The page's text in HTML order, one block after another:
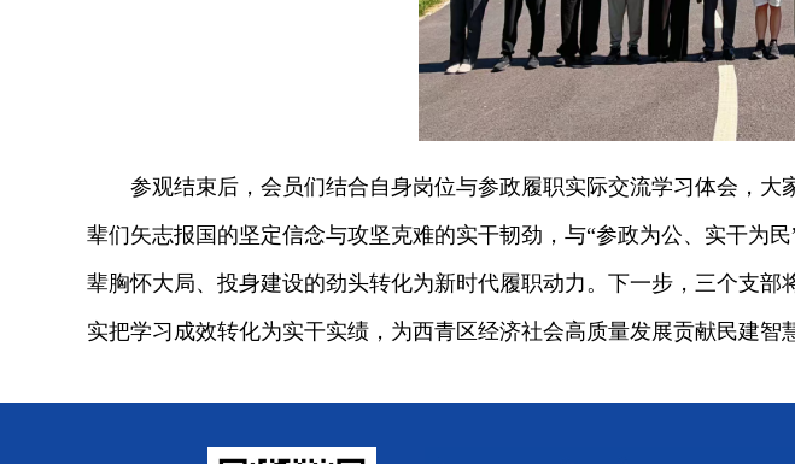
参观结束后，会员们结合自身岗位与参政履职实际交流学习体会，大
辈们矢志报国的坚定信念与攻坚克难的实干韧劲，与“参政为公、实干为
辈胸怀大局、投身建设的劲头转化为新时代履职动力。下一步，三个支
实把学习成效转化为实干实绩，为西青区经济社会高质量发展贡献民建智